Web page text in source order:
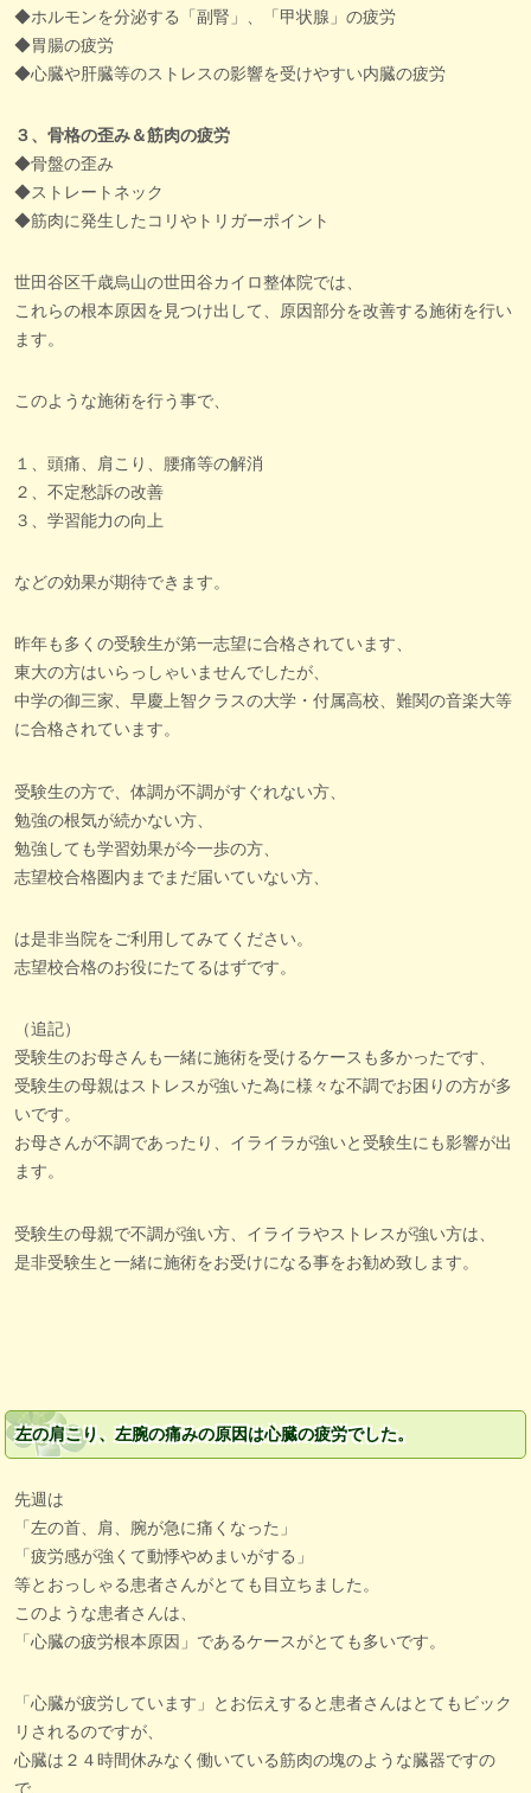
◆ホルモンを分泌する「副腎」、「甲状腺」の疲労
◆胃腸の疲労
◆心臓や肝臓等のストレスの影響を受けやすい内臓の疲労
３、骨格の歪み＆筋肉の疲労
◆骨盤の歪み
◆ストレートネック
◆筋肉に発生したコリやトリガーポイント
世田谷区千歳烏山の世田谷カイロ整体院では、
これらの根本原因を見つけ出して、原因部分を改善する施術を行い
ます。
このような施術を行う事で、
１、頭痛、肩こり、腰痛等の解消
２、不定愁訴の改善
３、学習能力の向上
などの効果が期待できます。
昨年も多くの受験生が第一志望に合格されています、
東大の方はいらっしゃいませんでしたが、
中学の御三家、早慶上智クラスの大学・付属高校、難関の音楽大等
に合格されています。
受験生の方で、体調が不調がすぐれない方、
勉強の根気が続かない方、
勉強しても学習効果が今一歩の方、
志望校合格圏内までまだ届いていない方、
は是非当院をご利用してみてください。
志望校合格のお役にたてるはずです。
（追記）
受験生のお母さんも一緒に施術を受けるケースも多かったです、
受験生の母親はストレスが強いた為に様々な不調でお困りの方が多
いです。
お母さんが不調であったり、イライラが強いと受験生にも影響が出
ます。
受験生の母親で不調が強い方、イライラやストレスが強い方は、
是非受験生と一緒に施術をお受けになる事をお勧め致します。
左の肩こり、左腕の痛みの原因は心臓の疲労でした。
先週は
「左の首、肩、腕が急に痛くなった」
「疲労感が強くて動悸やめまいがする」
等とおっしゃる患者さんがとても目立ちました。
このような患者さんは、
「心臓の疲労根本原因」であるケースがとても多いです。
「心臓が疲労しています」とお伝えすると患者さんはとてもビック
リされるのですが、
心臓は２４時間休みなく働いている筋肉の塊のような臓器ですの
で、